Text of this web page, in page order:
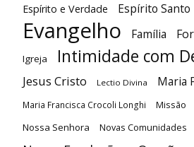
Espírito e Verdade Espírito Santo
Evangelho Família
Igreja Intimidade com
Jesus Cristo Lectio Divina Maria
Maria Francisca Crocoli Longhi Missão
Nossa Senhora Novas Comunidades